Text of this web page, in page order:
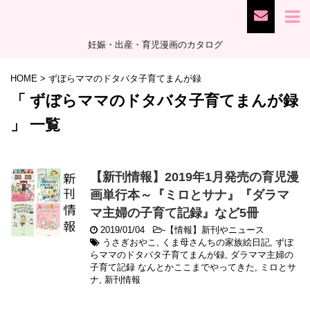
妊娠・出産・育児漫画のカタログ
HOME > ずぼらママのドタバタ子育てまんが録
「 ずぼらママのドタバタ子育てまんが録
」 一覧
【新刊情報】2019年1月発売の育児漫
画単行本～『ミロとサナ』『ダラマ
マ主婦の子育て記録』など5冊
2019/01/04 - 【情報】新刊やニュース
うさぎおやこ , くま母さんちの家族絵日記, ずぼ
らママのドタバタ子育てまんが録, ダラママ主婦の
子育て記録 なんとかここまでやってきた, ミロとサ
ナ, 新刊情報